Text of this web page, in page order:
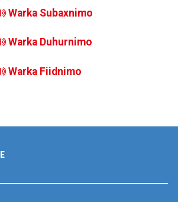
Warka Subaxnimo
Warka Duhurnimo
Warka Fiidnimo